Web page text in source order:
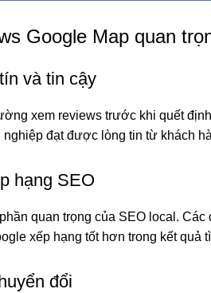
Google Map quan
và tin cậy
xem reviews trước khi quết
đạt được lòng tin từ khách
hạng SEO
quan trọng của SEO local.
xếp hạng tốt hơn trong kết quả
đổi